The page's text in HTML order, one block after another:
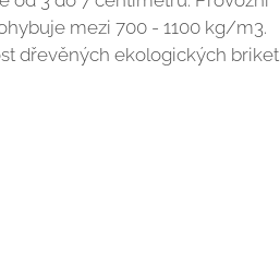
mezi 700 - 1100 kg/m3.
dřevěných ekologických briket